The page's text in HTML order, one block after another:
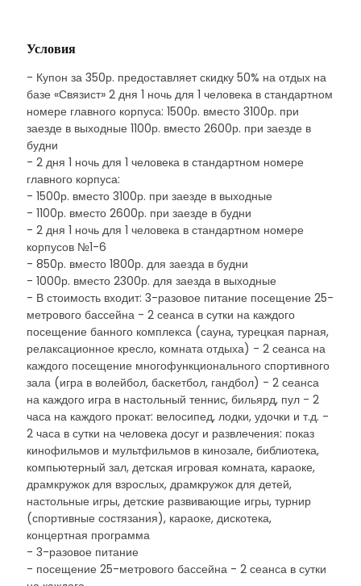
Условия
- Купон за 350р. предоставляет скидку 50% на отдых на
базе «Связист» 2 дня 1 ночь для 1 человека в стандартном
номере главного корпуса: 1500р. вместо 3100р. при
заезде в выходные 1100р. вместо 2600р. при заезде в
будни
- 2 дня 1 ночь для 1 человека в стандартном номере
главного корпуса:
- 1500р. вместо 3100р. при заезде в выходные
- 1100р. вместо 2600р. при заезде в будни
- 2 дня 1 ночь для 1 человека в стандартном номере
корпусов №1-6
- 850р. вместо 1800р. для заезда в будни
- 1000р. вместо 2300р. для заезда в выходные
- В стоимость входит: 3-разовое питание посещение 25-
метрового бассейна - 2 сеанса в сутки на каждого
посещение банного комплекса (сауна, турецкая парная,
релаксационное кресло, комната отдыха) - 2 сеанса на
каждого посещение многофункционального спортивного
зала (игра в волейбол, баскетбол, гандбол) - 2 сеанса
на каждого игра в настольный теннис, бильярд, пул - 2
часа на каждого прокат: велосипед, лодки, удочки и т.д. -
2 часа в сутки на человека досуг и развлечения: показ
кинофильмов и мультфильмов в кинозале, библиотека,
компьютерный зал, детская игровая комната, караоке,
драмкружок для взрослых, драмкружок для детей,
настольные игры, детские развивающие игры, турнир
(спортивные состязания), караоке, дискотека,
концертная программа
- 3-разовое питание
- посещение 25-метрового бассейна - 2 сеанса в сутки